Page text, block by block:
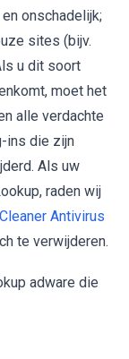
onschadelijk;
sites (bijv.
u dit soort
moet het
alle verdachte
ins die zijn
Als uw
raden wij
Antivirus
te verwijderen.
adware die